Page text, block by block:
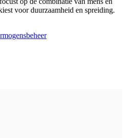
voor duurzaamheid en spreiding.